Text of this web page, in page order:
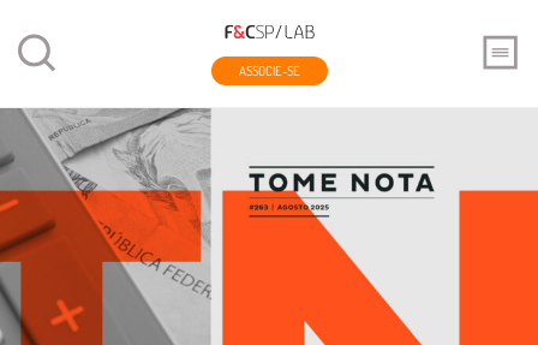
ASSOCIE-SE